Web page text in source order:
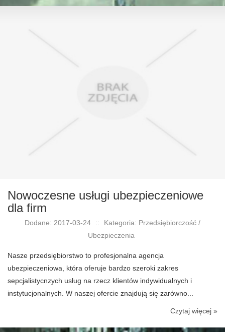
Nowoczesne usługi ubezpieczeniowe
dla firm
Dodane: 2017-03-24 ::
Kategoria: Przedsiębiorczość /
Ubezpieczenia
Nasze przedsiębiorstwo to profesjonalna agencja
ubezpieczeniowa, która oferuje bardzo szeroki zakres
sepcjalistycnzych usług na rzecz klientów indywidualnych i
instytucjonalnych. W naszej ofercie znajdują się zarówno...
Czytaj więcej »